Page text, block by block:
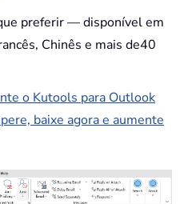
preferir — disponível em
Chinês e mais de40
o Kutools para Outlook
baixe agora e aumente